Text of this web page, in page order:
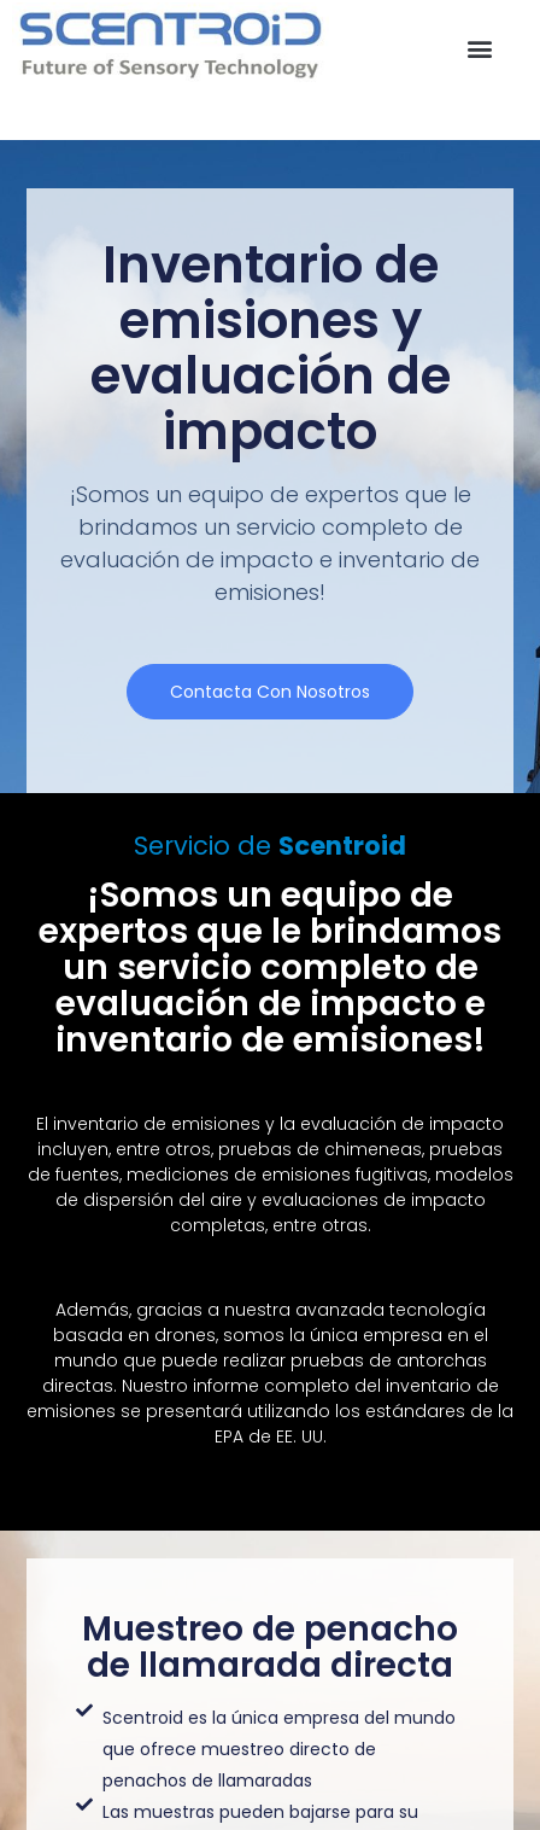
contenido
Inventario de
emisiones y
evaluación de
impacto
¡Somos un equipo de expertos que le
brindamos un servicio completo de
evaluación de impacto e inventario de
emisiones!
Contacta Con Nosotros
Servicio de Scentroid
¡Somos un equipo de
expertos que le brindamos
un servicio completo de
evaluación de impacto e
inventario de emisiones!
El inventario de emisiones y la evaluación de impacto
incluyen, entre otros, pruebas de chimeneas, pruebas
de fuentes, mediciones de emisiones fugitivas, modelos
de dispersión del aire y evaluaciones de impacto
completas, entre otras.
Además, gracias a nuestra avanzada tecnología
basada en drones, somos la única empresa en el
mundo que puede realizar pruebas de antorchas
directas. Nuestro informe completo del inventario de
emisiones se presentará utilizando los estándares de la
EPA de EE. UU.
Muestreo de penacho
de llamarada directa
Scentroid es la única empresa del mundo
que ofrece muestreo directo de
penachos de llamaradas
Las muestras pueden bajarse para su